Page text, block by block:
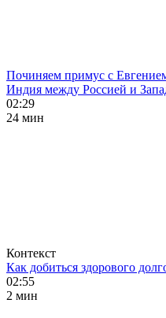
Починяем примус с
Индия между Россией и
02:29
24 мин
Контекст
Как добиться здорового
02:55
2 мин